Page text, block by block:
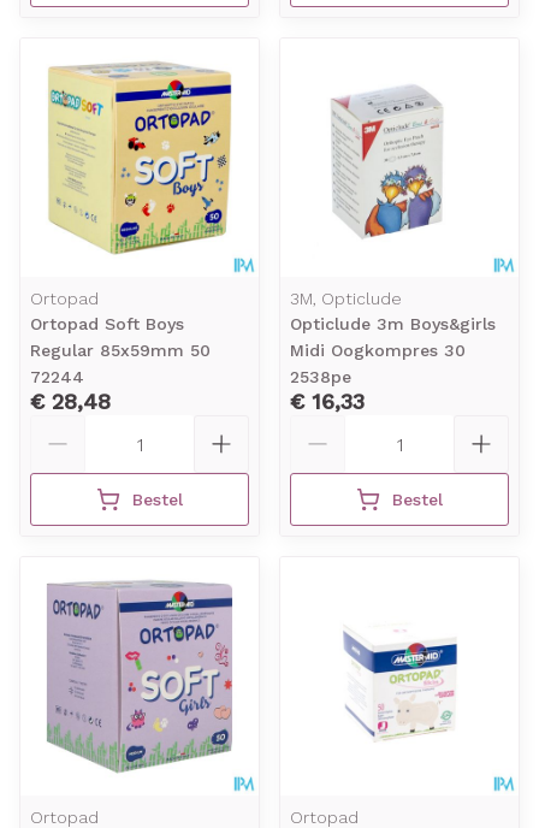
Ortopad
Ortopad Soft Boys
Regular 85x59mm 50
72244
€ 28,48
Bestel
3M, Opticlude
Opticlude 3m Boys&girls
Midi Oogkompres 30
2538pe
€ 16,33
Bestel
Ortopad
Ortopad